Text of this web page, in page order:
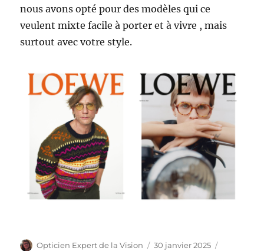
nous avons opté pour des modèles qui ce
veulent mixte facile à porter et à vivre , mais
surtout avec votre style.
Auteur
Opticien Expert de la Vision
Publié
30 janvier 2025